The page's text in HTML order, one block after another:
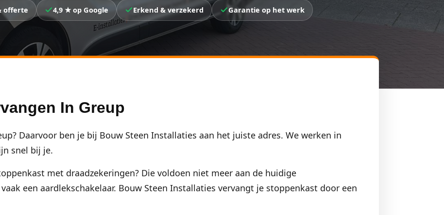
offerte 4,9 ★ op Google Erkend & verzekerd Garantie op het werk
In Greup
Daarvoor ben je bij Bouw Steen Installaties aan het juiste adres. We werken in
snel bij je.
met draadzekeringen? Die voldoen niet meer aan de huidige
een aardlekschakelaar. Bouw Steen Installaties vervangt je stoppenkast door een